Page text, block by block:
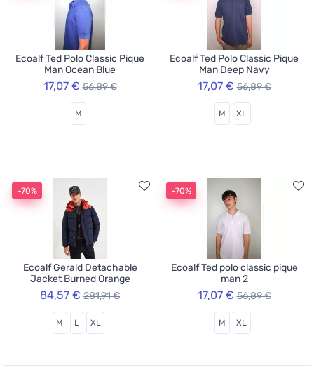
Ecoalf Ted Polo Classic Pique
Man Ocean Blue
17,07 € 56,89 €
M
Ecoalf Ted Polo Classic Pique
Man Deep Navy
17,07 € 56,89 €
M XL
-70%
Ecoalf Gerald Detachable
Jacket Burned Orange
84,57 € 281,91 €
M L XL
-70%
Ecoalf Ted polo classic pique
man 2
17,07 € 56,89 €
M XL